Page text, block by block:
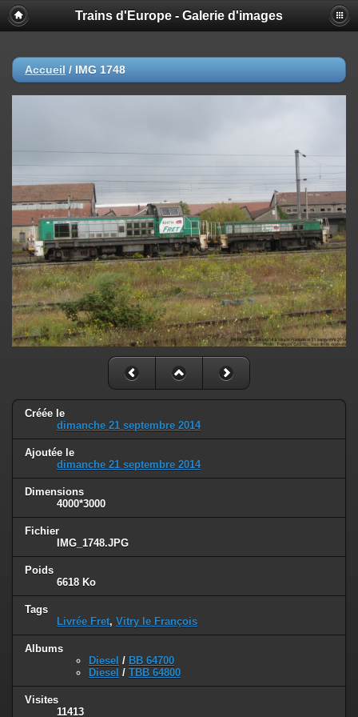
Trains d'Europe - Galerie d'images
Accueil / IMG 1748
Créée le
dimanche 21 septembre 2014
Ajoutée le
dimanche 21 septembre 2014
Dimensions
4000*3000
Fichier
IMG_1748.JPG
Poids
6618 Ko
Tags
Livrée Fret, Vitry le François
Albums
Diesel / BB 64700
Diesel / TBB 64800
Visites
11413